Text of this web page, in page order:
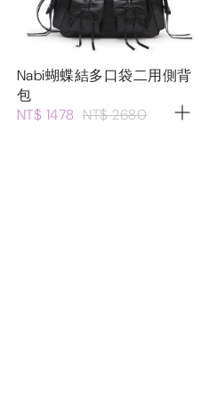
Nabi蝴蝶結多口袋二用側背
包
NT$ 1478 NT$ 2680